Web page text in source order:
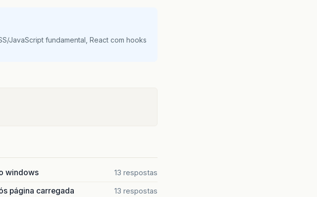
JavaScript fundamental, React com hooks
windows 13 respostas
página carregada 13 respostas